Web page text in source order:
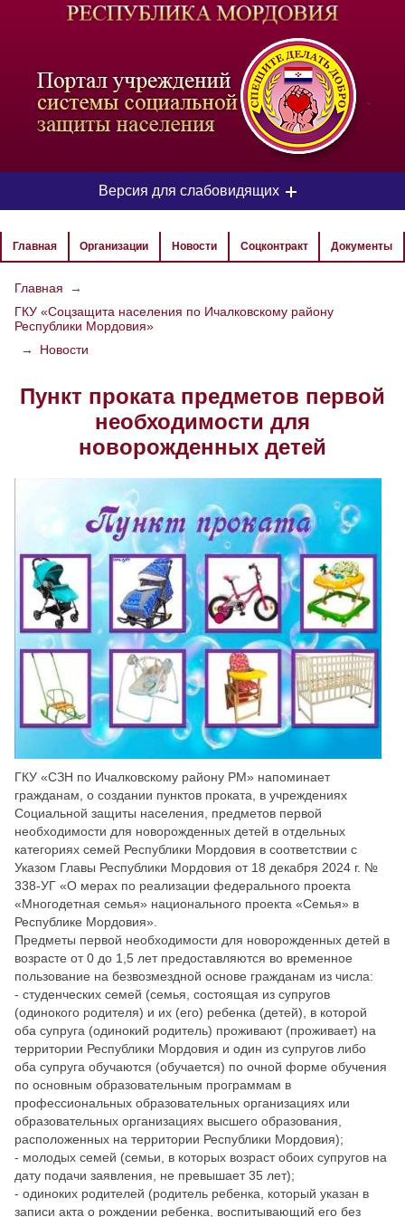
-
Версия для слабовидящих
ЦВЕТОВАЯ СХЕМА
РАЗМЕР ТЕКСТА
ИЗОБРАЖЕНИЯ
Скрыть Ч/б
Настройки по умолчанию
Главная Организации Новости Соцконтракт Документы
Главная
→
ГКУ «Соцзащита населения по Ичалковскому району
Республики Мордовия»
→
Новости
Пункт проката предметов первой
необходимости для
новорожденных детей
ГКУ «СЗН по Ичалковскому району РМ» напоминает
гражданам, о создании пунктов проката, в учреждениях
Социальной защиты населения, предметов первой
необходимости для новорожденных детей в отдельных
категориях семей Республики Мордовия в соответствии с
Указом Главы Республики Мордовия от 18 декабря 2024 г. №
338-УГ «О мерах по реализации федерального проекта
«Многодетная семья» национального проекта «Семья» в
Республике Мордовия».
Предметы первой необходимости для новорожденных детей в
возрасте от 0 до 1,5 лет предоставляются во временное
пользование на безвозмездной основе гражданам из числа:
- студенческих семей (семья, состоящая из супругов
(одинокого родителя) и их (его) ребенка (детей), в которой
оба супруга (одинокий родитель) проживают (проживает) на
территории Республики Мордовия и один из супругов либо
оба супруга обучаются (обучается) по очной форме обучения
по основным образовательным программам в
профессиональных образовательных организациях или
образовательных организациях высшего образования,
расположенных на территории Республики Мордовия);
- молодых семей (семьи, в которых возраст обоих супругов на
дату подачи заявления, не превышает 35 лет);
- одиноких родителей (родитель ребенка, который указан в
записи акта о рождении ребенка, воспитывающий его без